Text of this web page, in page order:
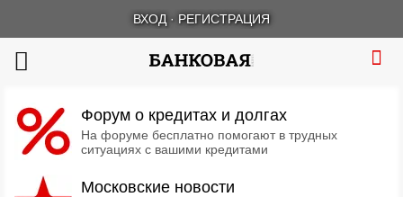
ВХОД · РЕГИСТРАЦИЯ
Форум о кредитах и долгах
На форуме бесплатно помогают в трудных
ситуациях с вашими кредитами
Московские новости